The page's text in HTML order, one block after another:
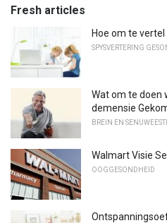
Fresh articles
Hoe om te
SPYSVERTERING
Wat om te doen
demensie
BREIN EN
Walmart Visie
OOGGESONDHEID